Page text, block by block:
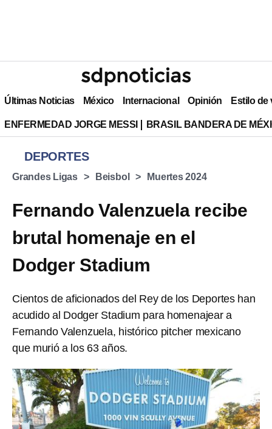
Últimas Noticias México Internacional Opinión Estilo de
ENFERMEDAD JORGE MESSI BRASIL BANDERA DE
DEPORTES
Grandes Ligas Beisbol Muertes 2024
Fernando Valenzuela recibe
brutal homenaje en el
Dodger Stadium
Cientos de aficionados del Rey de los Deportes han
acudido al Dodger Stadium para homenajear a
Fernando Valenzuela, histórico pitcher mexicano
que murió a los 63 años.